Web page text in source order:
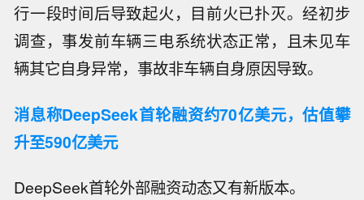
行一段时间后导致起火，目前火已扑灭。经初步
调查，事发前车辆三电系统状态正常，且未见车
辆其它自身异常，事故非车辆自身原因导致。
消息称DeepSeek首轮融资约70亿美元，估值攀
升至590亿美元
DeepSeek首轮外部融资动态又有新版本。